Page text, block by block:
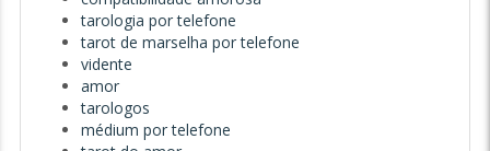
tarologia por telefone
tarot de marselha por telefone
vidente
amor
tarologos
médium por telefone